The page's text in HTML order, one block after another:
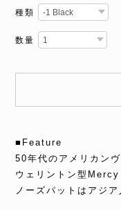
種類
数量
■Feature
50年代のアメリカン
ウェリントン型
ノーズパットはアジ